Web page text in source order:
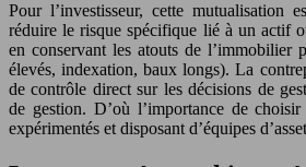
Pour l’investisseur, cette mutualisation
réduire le risque spécifique lié à un actif
en conservant les atouts de l’immobilier
élevés, indexation, baux longs). La
de contrôle direct sur les décisions de
de gestion. D’où l’importance de choisir
expérimentés et disposant d’équipes